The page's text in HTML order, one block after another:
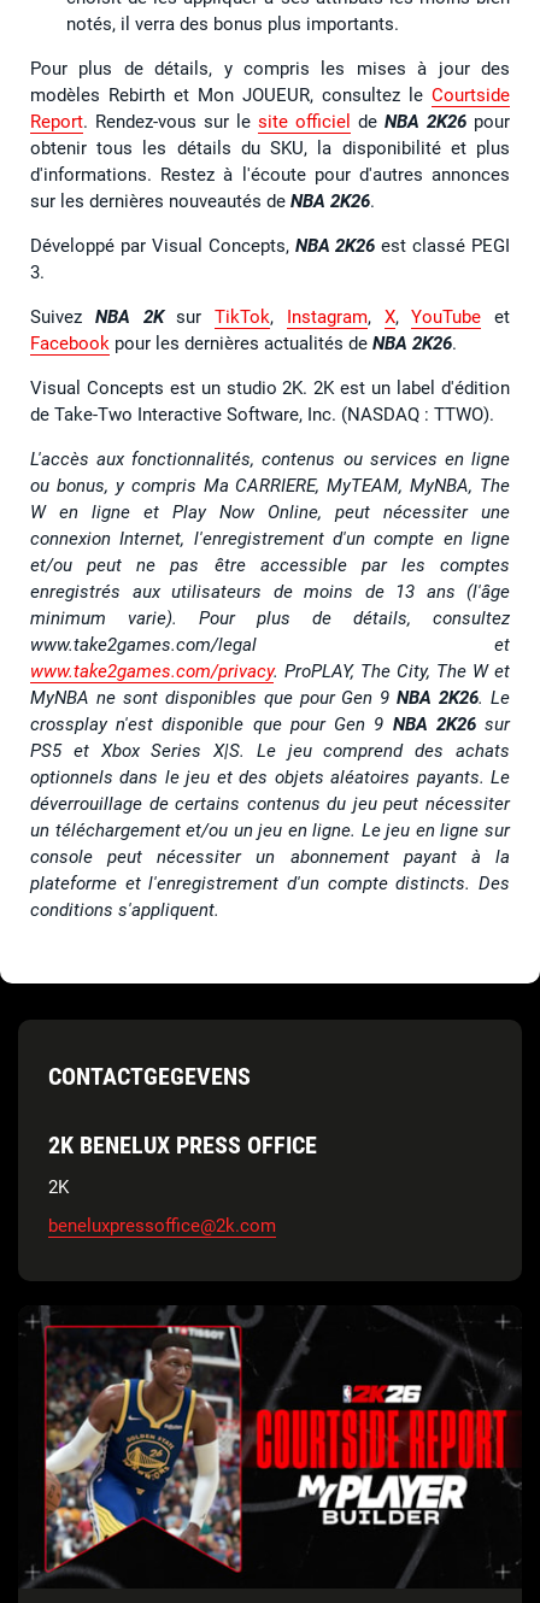
notés, il verra des bonus plus importants.
Pour plus de détails, y compris les mises à jour des
modèles Rebirth et Mon JOUEUR, consultez le Courtside
Report. Rendez-vous sur le site officiel de NBA 2K26 pour
obtenir tous les détails du SKU, la disponibilité et plus
d'informations. Restez à l'écoute pour d'autres annonces
sur les dernières nouveautés de NBA 2K26.
Développé par Visual Concepts, NBA 2K26 est classé PEGI
3.
Suivez NBA 2Ksur TikTok, Instagram, X,YouTube et
Facebook pour les dernières actualités de NBA 2K26.
Visual Concepts est un studio 2K. 2K est un label d'édition
de Take-Two Interactive Software, Inc. (NASDAQ : TTWO).
L'accès aux fonctionnalités, contenus ou services en ligne
ou bonus, y compris Ma CARRIERE, MyTEAM, MyNBA, The
W en ligne et Play Now Online, peut nécessiter une
connexion Internet, l'enregistrement d'un compte en ligne
et/ou peut ne pas être accessible par les comptes
enregistrés aux utilisateurs de moins de 13 ans (l'âge
minimum varie). Pour plus de détails, consultez
www.take2games.com/legal et
www.take2games.com/privacy. ProPLAY, The City, The W et
MyNBA ne sont disponibles que pour Gen 9NBA 2K26. Le
crossplay n'est disponible que pour Gen 9 NBA 2K26sur
PS5 et Xbox Series X|S. Le jeu comprend des achats
optionnels dans le jeu et des objets aléatoires payants. Le
déverrouillage de certains contenus du jeu peut nécessiter
un téléchargement et/ou un jeu en ligne. Le jeu en ligne sur
console peut nécessiter un abonnement payant à la
plateforme et l'enregistrement d'un compte distincts. Des
conditions s'appliquent.
CONTACTGEGEVENS
2K BENELUX PRESS OFFICE
2K
beneluxpressoffice@2k.com